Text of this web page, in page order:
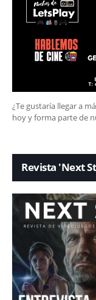
¿Te gustaría llegar a
hoy y forma parte de
Revista 'Next